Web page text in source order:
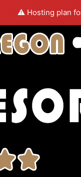
⚠️ Hosting plan